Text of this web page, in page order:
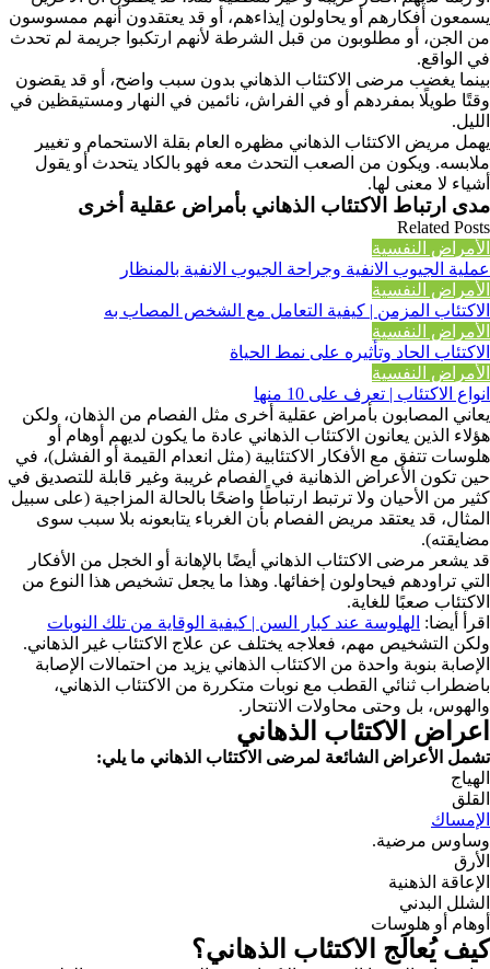
يسمعون أفكارهم أو يحاولون إيذاءهم، أو قد يعتقدون أنهم ممسوسون
من الجن، أو مطلوبون من قبل الشرطة لأنهم ارتكبوا جريمة لم تحدث
في الواقع.
بينما يغضب مرضى الاكتئاب الذهاني بدون سبب واضح، أو قد يقضون
وقتًا طويلًا بمفردهم أو في الفراش، نائمين في النهار ومستيقظين في
الليل.
يهمل مريض الاكتئاب الذهاني مظهره العام بقلة الاستحمام و تغيير
ملابسه. ويكون من الصعب التحدث معه فهو بالكاد يتحدث أو يقول
أشياء لا معنى لها.
مدى ارتباط الاكتئاب الذهاني بأمراض عقلية أخرى
Related Posts
الأمراض النفسية
عملية الجيوب الانفية وجراحة الجيوب الانفية بالمنظار
الأمراض النفسية
الاكتئاب المزمن | كيفية التعامل مع الشخص المصاب به
الأمراض النفسية
الاكتئاب الحاد وتأثيره على نمط الحياة
الأمراض النفسية
انواع الاكتئاب | تعرف على 10 منها
يعاني المصابون بأمراض عقلية أخرى مثل الفصام من الذهان، ولكن
هؤلاء الذين يعانون الاكتئاب الذهاني عادة ما يكون لديهم أوهام أو
هلوسات تتفق مع الأفكار الاكتئابية (مثل انعدام القيمة أو الفشل)، في
حين تكون الأعراض الذهانية في الفصام غريبة وغير قابلة للتصديق في
كثير من الأحيان ولا ترتبط ارتباطًا واضحًا بالحالة المزاجية (على سبيل
المثال، قد يعتقد مريض الفصام بأن الغرباء يتابعونه بلا سبب سوى
مضايقته).
قد يشعر مرضى الاكتئاب الذهاني أيضًا بالإهانة أو الخجل من الأفكار
التي تراودهم فيحاولون إخفائها. وهذا ما يجعل تشخيص هذا النوع من
الاكتئاب صعبًا للغاية.
اقرأ أيضا: الهلوسة عند كبار السن | كيفية الوقاية من تلك النوبات
ولكن التشخيص مهم، فعلاجه يختلف عن علاج الاكتئاب غير الذهاني.
الإصابة بنوبة واحدة من الاكتئاب الذهاني يزيد من احتمالات الإصابة
باضطراب ثنائي القطب مع نوبات متكررة من الاكتئاب الذهاني،
والهوس، بل وحتى محاولات الانتحار.
اعراض الاكتئاب الذهاني
تشمل الأعراض الشائعة لمرضى الاكتئاب الذهاني ما يلي:
الهياج
القلق
الإمساك
وساوس مرضية.
الأرق
الإعاقة الذهنية
الشلل البدني
أوهام أو هلوسات
كيف يُعالَج الاكتئاب الذهاني؟